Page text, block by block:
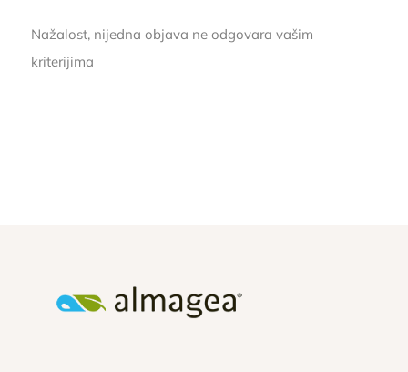
Nažalost, nijedna objava ne odgovara vašim
kriterijima